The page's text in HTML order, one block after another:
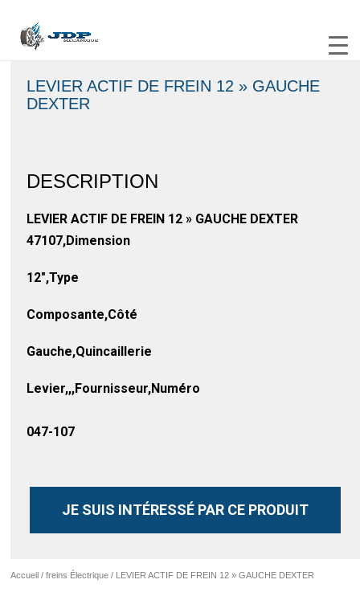
Accueil /freins Électrique / LEVIER ACTIF DE FREIN 12 » GAUCHE DEXTER
LEVIER ACTIF DE FREIN 12 » GAUCHE
DEXTER
DESCRIPTION
LEVIER ACTIF DE FREIN 12 » GAUCHE DEXTER
47107,Dimension
12″,Type
Composante,Côté
Gauche,Quincaillerie
Levier,,,Fournisseur,Numéro
047-107
JE SUIS INTÉRESSÉ PAR CE PRODUIT